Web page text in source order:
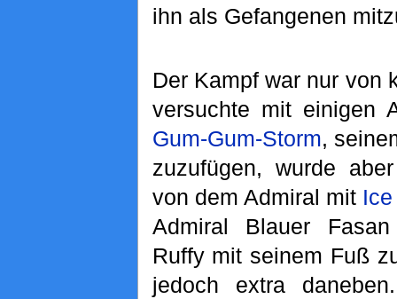
ihn als Gefangenen
Der Kampf war nur von
versuchte mit einigen
Gum-Gum-Storm,
zuzufügen, wurde
von dem Admiral mit
Admiral Blauer
Ruffy mit seinem Fuß
jedoch extra